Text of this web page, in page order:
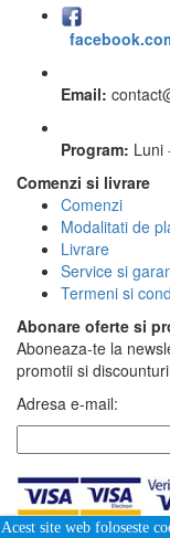
Email: contact
Program: Luni
Comenzi si livrare
Comenzi
Modalitati de
Livrare
Service si
Termeni si
Abonare oferte si
Aboneaza-te la
promotii si
Adresa e-mail:
Acest site web foloseste